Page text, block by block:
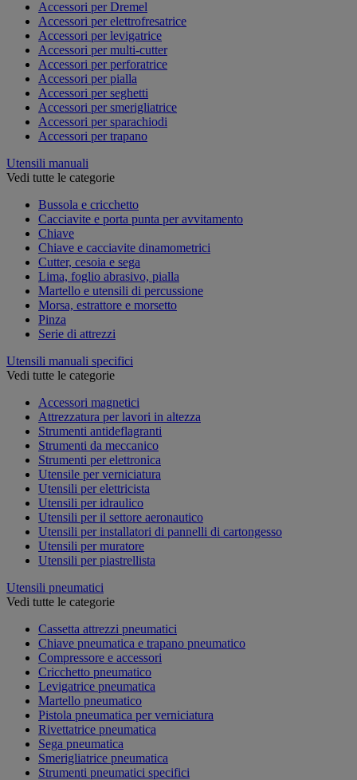
Accessori per Dremel
Accessori per elettrofresatrice
Accessori per levigatrice
Accessori per multi-cutter
Accessori per perforatrice
Accessori per pialla
Accessori per seghetti
Accessori per smerigliatrice
Accessori per sparachiodi
Accessori per trapano
Utensili manuali
Vedi tutte le categorie
Bussola e cricchetto
Cacciavite e porta punta per avvitamento
Chiave
Chiave e cacciavite dinamometrici
Cutter, cesoia e sega
Lima, foglio abrasivo, pialla
Martello e utensili di percussione
Morsa, estrattore e morsetto
Pinza
Serie di attrezzi
Utensili manuali specifici
Vedi tutte le categorie
Accessori magnetici
Attrezzatura per lavori in altezza
Strumenti antideflagranti
Strumenti da meccanico
Strumenti per elettronica
Utensile per verniciatura
Utensili per elettricista
Utensili per idraulico
Utensili per il settore aeronautico
Utensili per installatori di pannelli di cartongesso
Utensili per muratore
Utensili per piastrellista
Utensili pneumatici
Vedi tutte le categorie
Cassetta attrezzi pneumatici
Chiave pneumatica e trapano pneumatico
Compressore e accessori
Cricchetto pneumatico
Levigatrice pneumatica
Martello pneumatico
Pistola pneumatica per verniciatura
Rivettatrice pneumatica
Sega pneumatica
Smerigliatrice pneumatica
Strumenti pneumatici specifici